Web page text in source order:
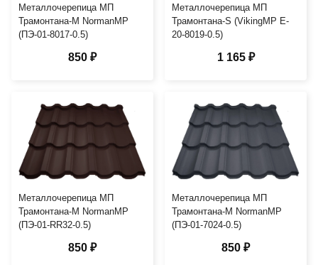
Металлочерепица МП
Трамонтана-M NormanMP
(ПЭ-01-8017-0.5)
850 ₽
Металлочерепица МП
Трамонтана-S (VikingMP E-
20-8019-0.5)
1 165 ₽
Металлочерепица МП
Трамонтана-M NormanMP
(ПЭ-01-RR32-0.5)
850 ₽
Металлочерепица МП
Трамонтана-M NormanMP
(ПЭ-01-7024-0.5)
850 ₽